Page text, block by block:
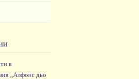
в
„Алфонс дьо